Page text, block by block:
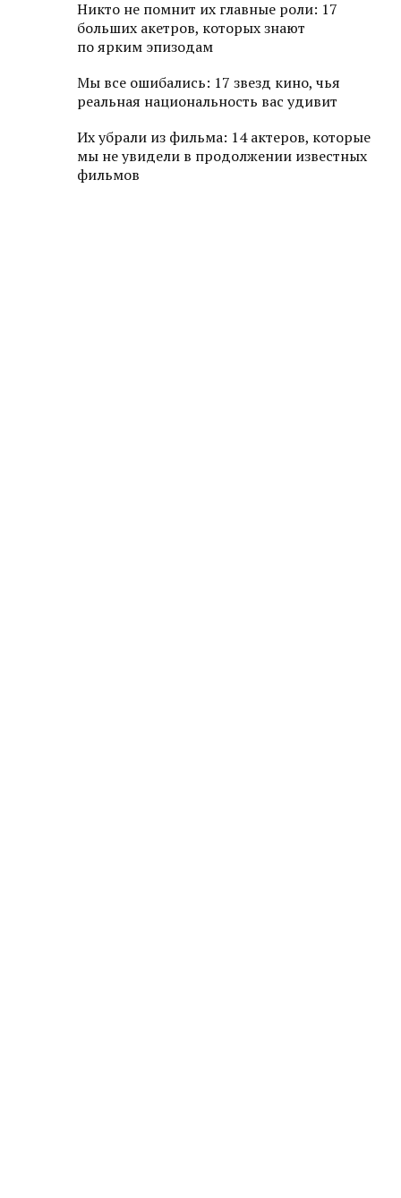
Никто не помнит их главные роли: 17
больших акетров, которых знают
по ярким эпизодам
Мы все ошибались: 17 звезд кино, чья
реальная национальность вас удивит
Их убрали из фильма: 14 актеров, которые
мы не увидели в продолжении известных
фильмов